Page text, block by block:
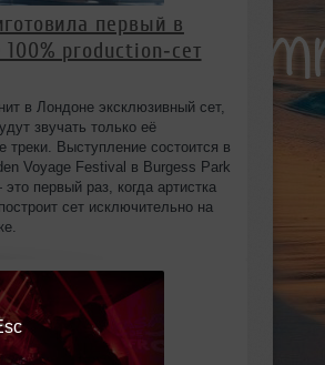
первый в
production‑сет
в Лондоне эксклюзивный сет,
звучать только её
треки. Выступление состоится в
Voyage Festival в Burgess Park
первый раз, когда артистка
сет исключительно на